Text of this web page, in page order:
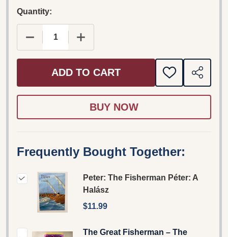
Quantity:
DECREASE QUANTITY OF PETER: THE
INCREASE QUANTITY OF PETER:
ADD TO CART
ADD
TO
SHARE
Frequently Bought Together:
Peter: The Fisherman Péter: A
Halász
$11.99
The Great Fisherman – The